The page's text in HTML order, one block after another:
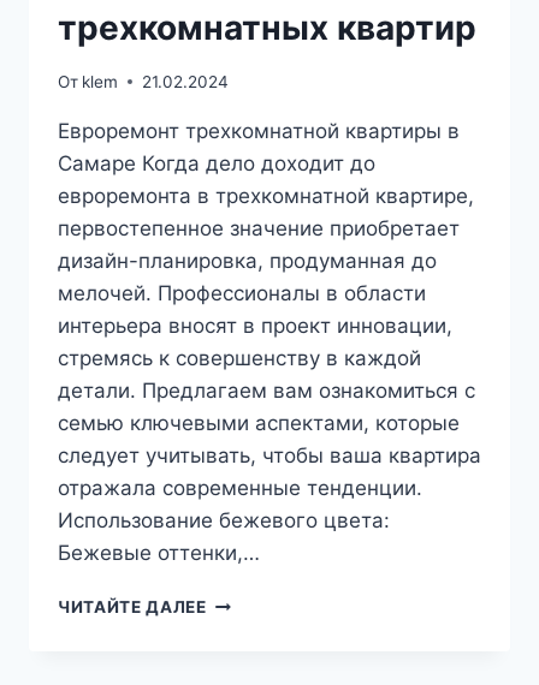
трехкомнатных квартир
От klem 21.02.2024
Евроремонт трехкомнатной квартиры в
Самаре Когда дело доходит до
евроремонта в трехкомнатной квартире,
первостепенное значение приобретает
дизайн-планировка, продуманная до
мелочей. Профессионалы в области
интерьера вносят в проект инновации,
стремясь к совершенству в каждой
детали. Предлагаем вам ознакомиться с
семью ключевыми аспектами, которые
следует учитывать, чтобы ваша квартира
отражала современные тенденции.
Использование бежевого цвета:
Бежевые оттенки,…
ЧИТАЙТЕ ДАЛЕЕЕВРОРЕМОНТ